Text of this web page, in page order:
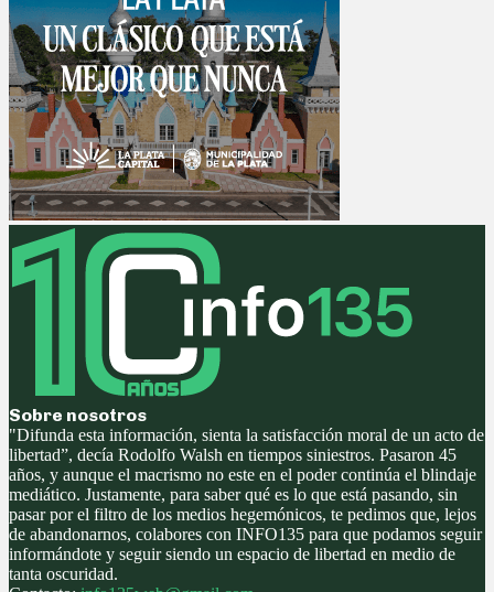
Sobre nosotros
"Difunda esta información, sienta la satisfacción moral de un acto de
libertad”, decía Rodolfo Walsh en tiempos siniestros. Pasaron 45
años, y aunque el macrismo no este en el poder continúa el blindaje
mediático. Justamente, para saber qué es lo que está pasando, sin
pasar por el filtro de los medios hegemónicos, te pedimos que, lejos
de abandonarnos, colabores con INFO135 para que podamos seguir
informándote y seguir siendo un espacio de libertad en medio de
tanta oscuridad.